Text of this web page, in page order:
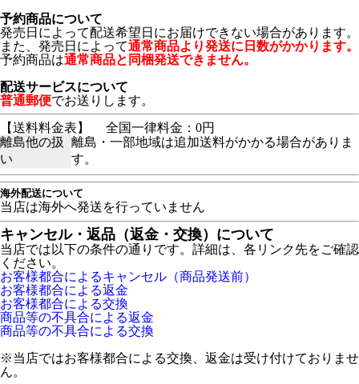
予約商品について
発売日によって配送希望日にお届けできない場合があります。
また、発売日によって通常商品より発送に日数がかかります。
予約商品は通常商品と同梱発送できません。
配送サービスについて
普通郵便でお送りします。
【送料料金表】
全国一律料金：0円
離島他の扱
い
離島・一部地域は追加送料がかかる場合がありま
す。
海外配送について
当店は海外へ発送を行っていません
キャンセル・返品（返金・交換）について
当店では以下の条件の通りです。詳細は、各リンク先をご確認
ください。
お客様都合によるキャンセル（商品発送前）
お客様都合による返金
お客様都合による交換
商品等の不具合による返金
商品等の不具合による交換
※当店ではお客様都合による交換、返金は受け付けておりませ
ん。